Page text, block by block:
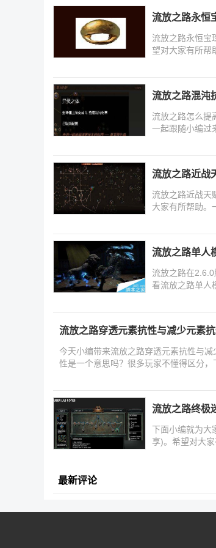
流放之路永恒
流放之路永恒宝
望对大家有所帮
流放之路混沌
流放之路怎么提
一起跟随小编过
流放之路近战
流放之路近战天
大家有所帮助。
流放之路单人
流放之路在
看流放之路单人
流放之路穿透元素抗性与减少元素
今天小编带来流放之路穿透元素抗性与
性是一个意思吗？很多玩家不懂得区分
流放之路终极
下面小编就为大
享)。希望对大
最新评论